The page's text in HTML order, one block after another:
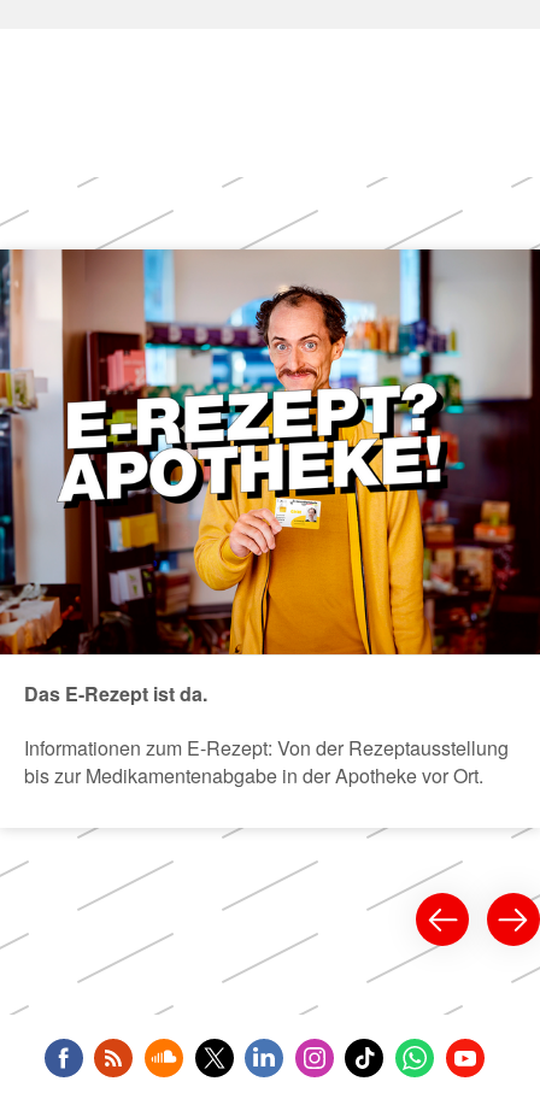
Weitere
Themen
Das E-Rezept ist da.
Informationen zum E-Rezept: Von der Rezeptausstellung
bis zur Medikamentenabgabe in der Apotheke vor Ort.